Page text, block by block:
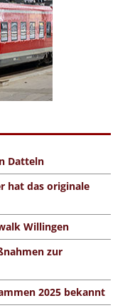
Datteln
hat das originale
Willingen
zur
2025 bekannt